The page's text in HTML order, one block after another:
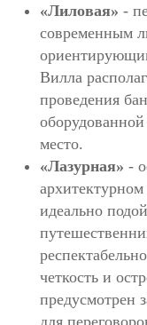
«Лиловая» -
современным
Вилла
проведения
место.
«Лазурная» -
идеально
четкость и
предусмотрен
для